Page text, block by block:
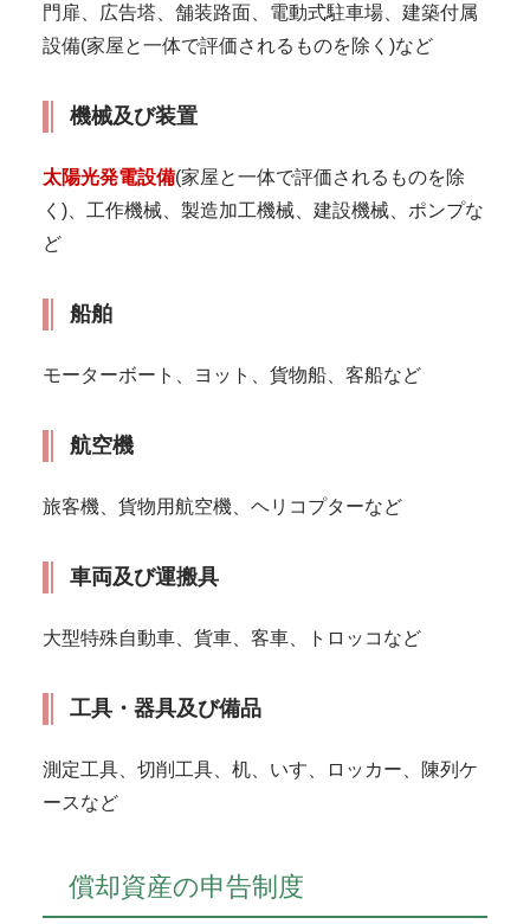
門扉、広告塔、舗装路面、電動式駐車場、建築付属
設備(家屋と一体で評価されるものを除く)など
機械及び装置
太陽光発電設備(家屋と一体で評価されるものを除
く)、工作機械、製造加工機械、建設機械、ポンプな
ど
船舶
モーターボート、ヨット、貨物船、客船など
航空機
旅客機、貨物用航空機、ヘリコプターなど
車両及び運搬具
大型特殊自動車、貨車、客車、トロッコなど
工具・器具及び備品
測定工具、切削工具、机、いす、ロッカー、陳列ケ
ースなど
償却資産の申告制度